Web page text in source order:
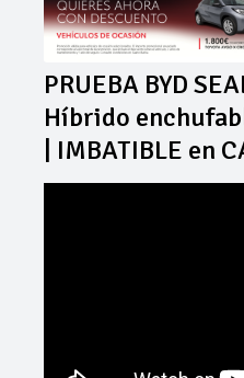
PRUEBA BYD
Híbrido
| IMBATIBLE en